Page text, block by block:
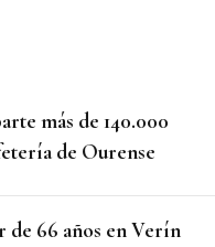
más de 140.000
de Ourense
de 66 años en Verín